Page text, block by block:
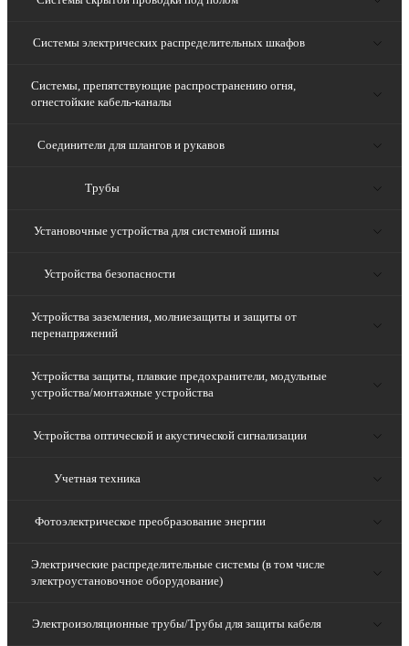
Системы электрических распределительных шкафов
Системы, препятствующие распространению огня,
огнестойкие кабель-каналы
Соединители для шлангов и рукавов
Трубы
Установочные устройства для системной шины
Устройства безопасности
Устройства заземления, молниезащиты и защиты от
перенапряжений
Устройства защиты, плавкие предохранители, модульные
устройства/монтажные устройства
Устройства оптической и акустической сигнализации
Учетная техника
Фотоэлектрическое преобразование энергии
Электрические распределительные системы (в том числе
электроустановочное оборудование)
Электроизоляционные трубы/Трубы для защиты кабеля